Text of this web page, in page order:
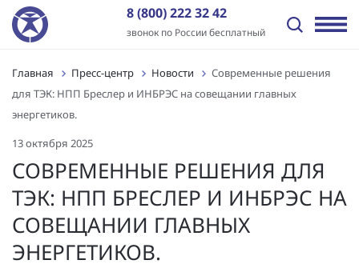
8 (800) 222 32 42
звонок по России бесплатный
Назад
Отрасли
Передача электроэнергии
Распределение электроэнергии
Нефтегазовый сектор
Назад
Решения
Промышленная автоматизация
Цифровая трансформация
Релейная защита и автоматика
Назад
Оборудование и ПО
ПТК «ИНБРЭС»
Программное обеспечение
Шкафы АСУ ТП/ССПИ/ТМ
Назад
Услуги
Генподрядные услуги
Комплексная поставка оборудования
Проектные работы
Назад
Пресс-центр
Новости
Статьи
Назад
О компании
История
Отзывы
Лицензии и сертификаты
Главная Пресс-центр Новости
Современные решения
для ТЭК: НПП Бреслер и ИНБРЭС на совещании главных
энергетиков.
13 октября 2025
СОВРЕМЕННЫЕ РЕШЕНИЯ ДЛЯ
ТЭК: НПП БРЕСЛЕР И ИНБРЭС НА
СОВЕЩАНИИ ГЛАВНЫХ
ЭНЕРГЕТИКОВ.